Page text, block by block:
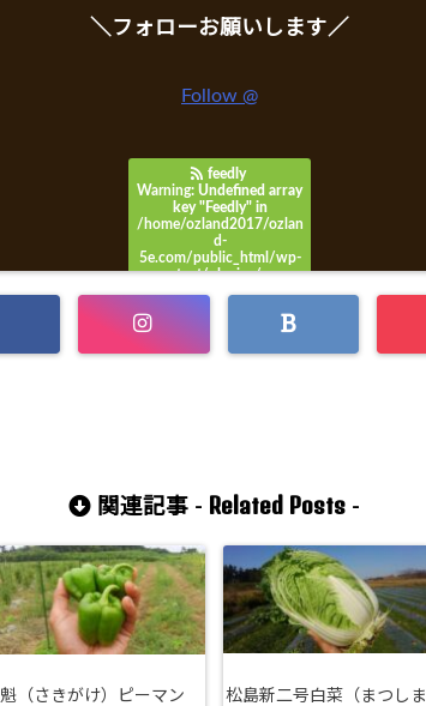
＼フォローお願いします／
Follow @
feedly
Warning: Undefined array
key "Feedly" in
/home/ozland2017/ozlan
d-
5e.com/public_html/wp-
content/plugins/sns-
関連記事 - Related Posts-
魁（さきがけ）ピーマン
松島新二号白菜（まつしま